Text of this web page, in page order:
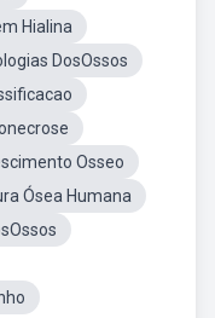
Hialina
DosOssos
Osseo
Ósea Humana